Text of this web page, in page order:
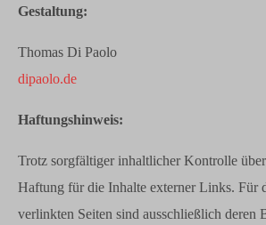
Gestaltung:
Thomas Di Paolo
dipaolo.de
Haftungshinweis:
Trotz sorgfältiger inhaltlicher Kontrolle
Haftung für die Inhalte externer Links. Für
verlinkten Seiten sind ausschließlich deren